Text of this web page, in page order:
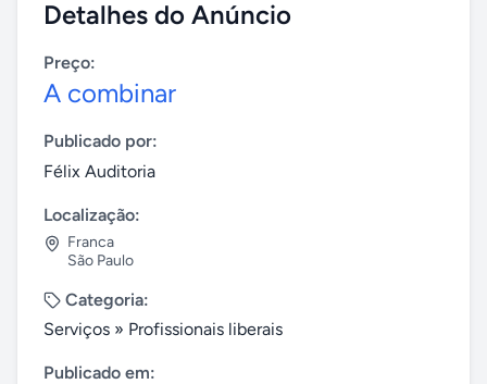
Detalhes do Anúncio
Preço:
A combinar
Publicado por:
Félix Auditoria
Localização:
Franca
São Paulo
Categoria:
Serviços » Profissionais liberais
Publicado em: